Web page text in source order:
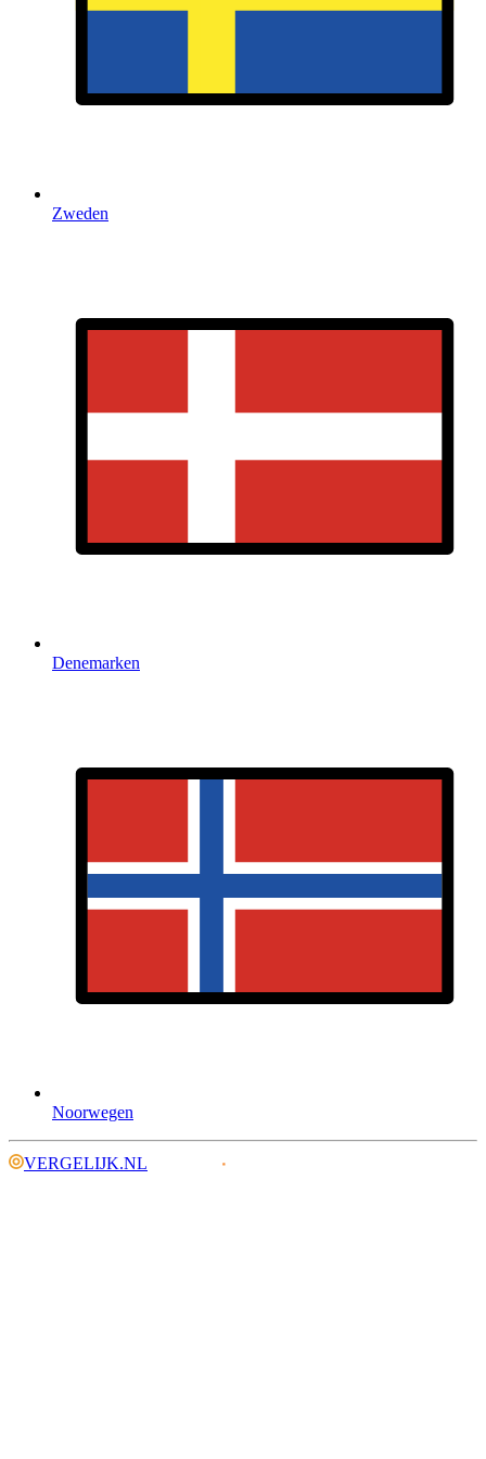
Zweden
Denemarken
Noorwegen
VERGELIJK.NL